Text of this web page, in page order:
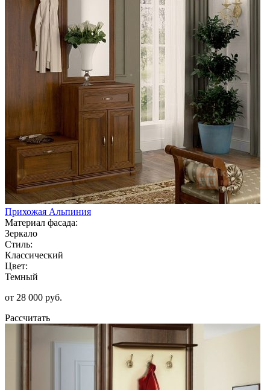
Прихожая Альпиния
Материал фасада:
Зеркало
Стиль:
Классический
Цвет:
Темный
от 28 000 руб.
Рассчитать